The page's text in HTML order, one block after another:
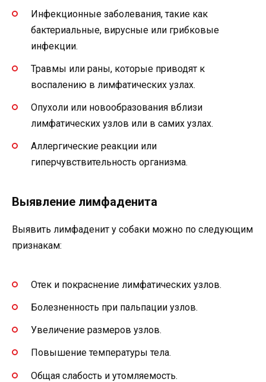
Инфекционные заболевания, такие как
бактериальные, вирусные или грибковые
инфекции.
Травмы или раны, которые приводят к
воспалению в лимфатических узлах.
Опухоли или новообразования вблизи
лимфатических узлов или в самих узлах.
Аллергические реакции или
гиперчувствительность организма.
Выявление лимфаденита
Выявить лимфаденит у собаки можно по следующим
признакам:
Отек и покраснение лимфатических узлов.
Болезненность при пальпации узлов.
Увеличение размеров узлов.
Повышение температуры тела.
Общая слабость и утомляемость.